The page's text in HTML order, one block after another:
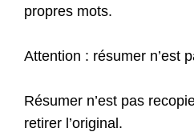
propres mots.
Attention : résumer n’est
Résumer n’est pas
retirer l’original.